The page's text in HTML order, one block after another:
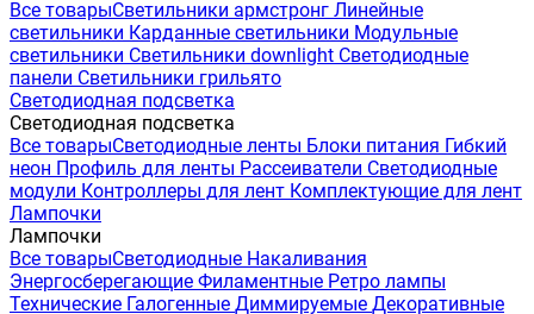
Все товарыСветильники армстронг Линейные
светильники Карданные светильники Модульные
светильники Светильники downlight Светодиодные
панели Светильники грильято
Светодиодная подсветка
Светодиодная подсветка
Все товарыСветодиодные ленты Блоки питания Гибкий
неон Профиль для ленты Рассеиватели Светодиодные
модули Контроллеры для лент Комплектующие для лент
Лампочки
Лампочки
Все товарыСветодиодные Накаливания
Энергосберегающие Филаментные Ретро лампы
Технические Галогенные Диммируемые Декоративные